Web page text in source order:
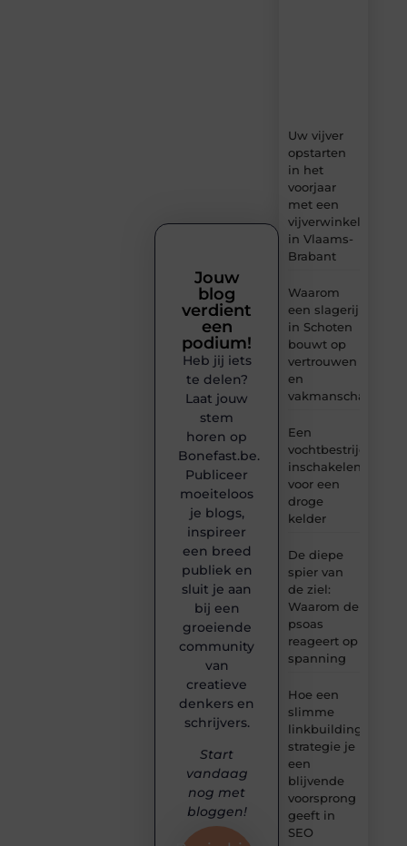
Uw vijver
opstarten
in het
voorjaar
met een
vijverwinkel
in Vlaams-
Brabant
Waarom
een slagerij
in Schoten
bouwt op
vertrouwen
en
vakmanschap
Een
inschakelen
voor een
droge
kelder
De diepe
spier van
de ziel:
Waarom de
psoas
reageert op
spanning
Hoe een
slimme
linkbuilding
strategie je
een
blijvende
voorsprong
geeft in
SEO
Jouw
blog
verdient
een
podium!
Heb jij iets
te delen?
Laat jouw
stem
horen op
Bonefast.be.
Publiceer
moeiteloos
je blogs,
inspireer
een breed
publiek en
sluit je aan
bij een
groeiende
community
van
creatieve
denkers en
schrijvers.
Start
vandaag
nog met
bloggen!